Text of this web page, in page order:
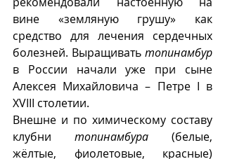
вине «земляную грушу» как
средство для лечения сердечных
болезней. Выращивать топинамбур
в России начали уже при сыне
Алексея Михайловича – Петре I в
XVIII столетии.
Внешне и по химическому составу
клубни топинамбура (белые,
жёлтые, фиолетовые, красные)